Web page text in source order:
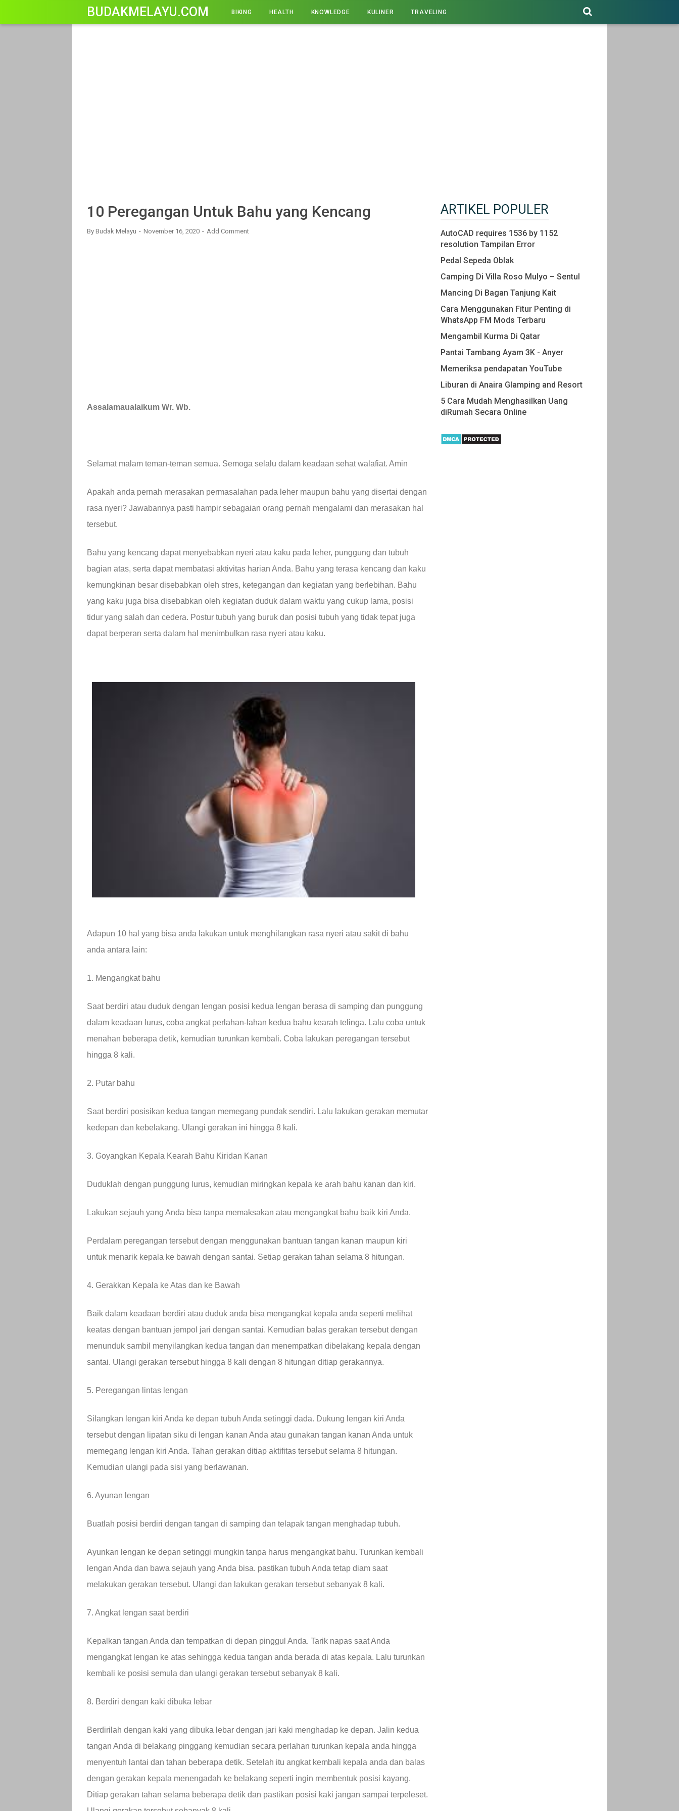
BUDAKMELAYU.COM BIKING HEALTH KNOWLEDGE KULINER TRAVELING
10 Peregangan Untuk Bahu yang Kencang
By Budak Melayu November 16, 2020 Add Comment
Assalamaualaikum Wr. Wb.
Selamat malam teman-teman semua. Semoga selalu dalam keadaan sehat walafiat. Amin
Apakah anda pernah merasakan permasalahan pada leher maupun bahu yang disertai dengan
rasa nyeri? Jawabannya pasti hampir sebagaian orang pernah mengalami dan merasakan hal
tersebut.
Bahu yang kencang dapat menyebabkan nyeri atau kaku pada leher, punggung dan tubuh
bagian atas, serta dapat membatasi aktivitas harian Anda. Bahu yang terasa kencang dan kaku
kemungkinan besar disebabkan oleh stres, ketegangan dan kegiatan yang berlebihan. Bahu
yang kaku juga bisa disebabkan oleh kegiatan duduk dalam waktu yang cukup lama, posisi
tidur yang salah dan cedera. Postur tubuh yang buruk dan posisi tubuh yang tidak tepat juga
dapat berperan serta dalam hal menimbulkan rasa nyeri atau kaku.
Adapun 10 hal yang bisa anda lakukan untuk menghilangkan rasa nyeri atau sakit di bahu
anda antara lain:
1. Mengangkat bahu
Saat berdiri atau duduk dengan lengan posisi kedua lengan berasa di samping dan punggung
dalam keadaan lurus, coba angkat perlahan-lahan kedua bahu kearah telinga. Lalu coba untuk
menahan beberapa detik, kemudian turunkan kembali. Coba lakukan peregangan tersebut
hingga 8 kali.
2. Putar bahu
Saat berdiri posisikan kedua tangan memegang pundak sendiri. Lalu lakukan gerakan memutar
kedepan dan kebelakang. Ulangi gerakan ini hingga 8 kali.
3. Goyangkan Kepala Kearah Bahu Kiridan Kanan
Duduklah dengan punggung lurus, kemudian miringkan kepala ke arah bahu kanan dan kiri.
Lakukan sejauh yang Anda bisa tanpa memaksakan atau mengangkat bahu baik kiri Anda.
Perdalam peregangan tersebut dengan menggunakan bantuan tangan kanan maupun kiri
untuk menarik kepala ke bawah dengan santai. Setiap gerakan tahan selama 8 hitungan.
4. Gerakkan Kepala ke Atas dan ke Bawah
Baik dalam keadaan berdiri atau duduk anda bisa mengangkat kepala anda seperti melihat
keatas dengan bantuan jempol jari dengan santai. Kemudian balas gerakan tersebut dengan
menunduk sambil menyilangkan kedua tangan dan menempatkan dibelakang kepala dengan
santai. Ulangi gerakan tersebut hingga 8 kali dengan 8 hitungan ditiap gerakannya.
5. Peregangan lintas lengan
Silangkan lengan kiri Anda ke depan tubuh Anda setinggi dada. Dukung lengan kiri Anda
tersebut dengan lipatan siku di lengan kanan Anda atau gunakan tangan kanan Anda untuk
memegang lengan kiri Anda. Tahan gerakan ditiap aktifitas tersebut selama 8 hitungan.
Kemudian ulangi pada sisi yang berlawanan.
6. Ayunan lengan
Buatlah posisi berdiri dengan tangan di samping dan telapak tangan menghadap tubuh.
Ayunkan lengan ke depan setinggi mungkin tanpa harus mengangkat bahu. Turunkan kembali
lengan Anda dan bawa sejauh yang Anda bisa. pastikan tubuh Anda tetap diam saat
melakukan gerakan tersebut. Ulangi dan lakukan gerakan tersebut sebanyak 8 kali.
7. Angkat lengan saat berdiri
Kepalkan tangan Anda dan tempatkan di depan pinggul Anda. Tarik napas saat Anda
mengangkat lengan ke atas sehingga kedua tangan anda berada di atas kepala. Lalu turunkan
kembali ke posisi semula dan ulangi gerakan tersebut sebanyak 8 kali.
8. Berdiri dengan kaki dibuka lebar
Berdirilah dengan kaki yang dibuka lebar dengan jari kaki menghadap ke depan. Jalin kedua
tangan Anda di belakang pinggang kemudian secara perlahan turunkan kepala anda hingga
menyentuh lantai dan tahan beberapa detik. Setelah itu angkat kembali kepala anda dan balas
dengan gerakan kepala menengadah ke belakang seperti ingin membentuk posisi kayang.
Ditiap gerakan tahan selama beberapa detik dan pastikan posisi kaki jangan sampai terpeleset.
ARTIKEL POPULER
AutoCAD requires 1536 by 1152
resolution Tampilan Error
Pedal Sepeda Oblak
Camping Di Villa Roso Mulyo – Sentul
Mancing Di Bagan Tanjung Kait
Cara Menggunakan Fitur Penting di
WhatsApp FM Mods Terbaru
Mengambil Kurma Di Qatar
Pantai Tambang Ayam 3K - Anyer
Memeriksa pendapatan YouTube
Liburan di Anaira Glamping and Resort
5 Cara Mudah Menghasilkan Uang
diRumah Secara Online